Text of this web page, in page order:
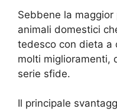
Sebbene la
animali domestici
tedesco con dieta a
molti miglioramenti,
serie sfide.
Il principale